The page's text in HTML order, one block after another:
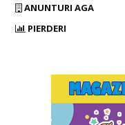
ANUNTURI AGA
PIERDERI